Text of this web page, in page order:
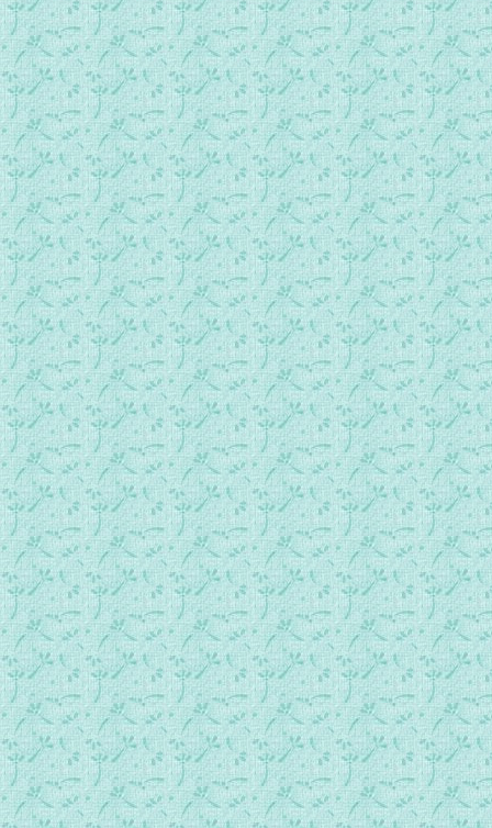
036.常年期第6周星期一日间祷.mp3
037.常年期第6周星期二日间祷.mp3
038.常年期第6周星期三日间祷.mp3
039.常年期第6周星期四日间祷.mp3
040.常年期第6周星期五日间祷.mp3
041.常年期第6周星期六日间祷.mp3
042.常年期第7周星期日日间祷.mp3
043.常年期第7周星期一日间祷.mp3
044.常年期第7周星期二日间祷.mp3
045.常年期第7周星期三日间祷.mp3
046.常年期第7周星期四日间祷.mp3
047.常年期第7周星期五日间祷.mp3
048.常年期第7周星期六日间祷.mp3
049.常年期第8周星期日日间祷.mp3
050.常年期第8周星期一日间祷.mp3
051.常年期第8周星期二日间祷.mp3
052.常年期第8周星期三日间祷.mp3
053.常年期第8周星期四日间祷.mp3
054.常年期第8周星期五日间祷.mp3
055.常年期第8周星期六日间祷.mp3
056.常年期第9周星期日日间祷.mp3